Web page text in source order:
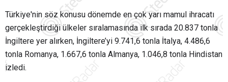
Türkiye'nin söz konusu dönemde en çok yarı mamul ihracatı
gerçekleştirdiği ülkeler sıralamasında ilk sırada 20.837 tonla
İngiltere yer alırken, İngiltere’yi 9.741,6 tonla İtalya, 4.486,6
tonla Romanya, 1.667,6 tonla Almanya, 1.046,8 tonla Hindistan
izledi.